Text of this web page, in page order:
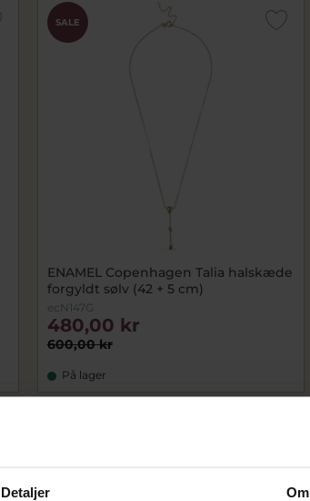
Detaljer Om
SALE
ENAMEL Copenhagen Talia halskæde
forgyldt sølv (42 + 5 cm)
ecN147G
600,00 kr
480,00 kr
På lager